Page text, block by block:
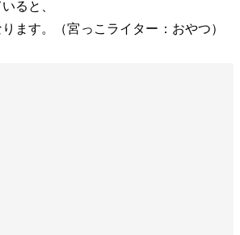
ると、
ます。（宮っこライター：おやつ）